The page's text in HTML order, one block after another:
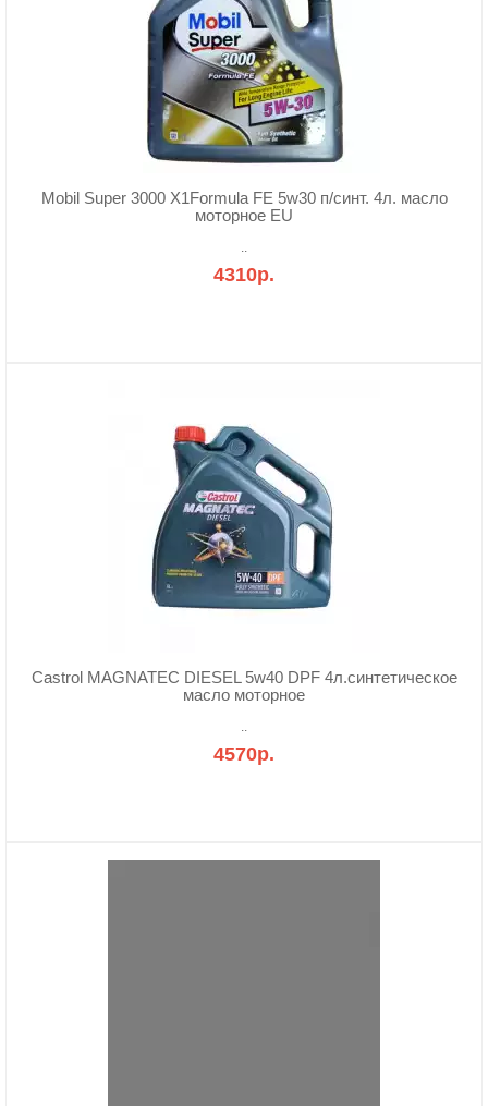
Mobil Super 3000 X1Formula FE 5w30 п/синт. 4л. масло
моторное EU
..
4310р.
Castrol MAGNATEC DIESEL 5w40 DPF 4л.синтетическое
масло моторное
..
4570р.